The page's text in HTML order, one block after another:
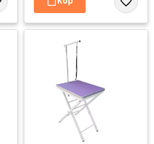
till i favoriter Lägg